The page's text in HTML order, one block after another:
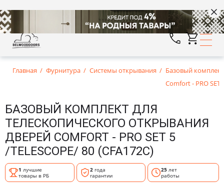
Главная Фурнитура Системы открывания
Базовый
Comfort - PRO SET
БАЗОВЫЙ КОМПЛЕКТ ДЛЯ
ТЕЛЕСКОПИЧЕСКОГО ОТКРЫВАНИЯ
ДВЕРЕЙ COMFORT - PRO SET 5
/TELESCOPE/ 80 (CFA172C)
1 лучшие
товары в РБ
2года
гарантии
25 лет
работы